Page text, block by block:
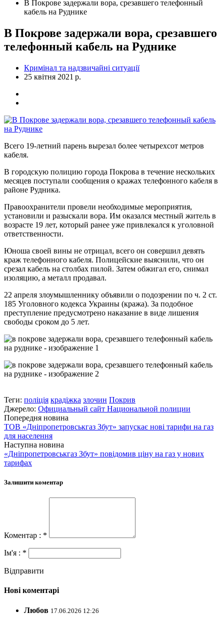
В Покрове задержали вора, срезавшего телефонный
кабель на Руднике
В Покрове задержали вора, срезавшего
телефонный кабель на Руднике
Кримінал та надзвичайні ситуації
25 квітня 2021 р.
Всего 19-летний парень вырезал более четырехсот метров
кабеля.
В городскую полицию города Покрова в течение нескольких
месяцев поступали сообщения о кражах телефонного кабеля в
районе Рудника.
Правоохранители провели необходимые мероприятия,
установили и разыскали вора. Им оказался местный житель в
возрасте 19 лет, который ранее уже привлекался к уголовной
ответственности.
Юноша своей вины не отрицал, всего он совершил девять
краж телефонного кабеля. Полицейские выяснили, что он
срезал кабель на столбах пилой. Затем обжигал его, снимал
изоляцию, а металл продавал.
22 апреля злоумышленнику объявили о подозрении по ч. 2 ст.
185 Уголовного кодекса Украины (кража). За подобное
преступление предусмотрено наказание в виде лишения
свободы сроком до 5 лет.
Теги: поліція крадіжка злочин Покрив
Джерело: Официальный сайт Национальной полиции
Попередня новина
ТОВ «Дніпропетровськгаз Збут» запускає нові тарифи на газ
для населення
Наступна новина
«Дніпропетровськгаз Збут» повідомив ціну на газ у нових
тарифах
Залишити коментар
Коментар : *
Ім'я : *
Відправити
Нові коментарі
Любов 17.06.2026 12:26